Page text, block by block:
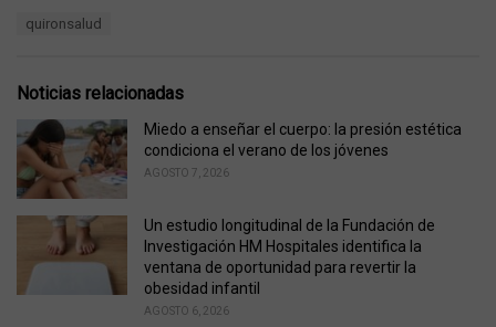
o
r
e
:
:
quironsalud
Noticias relacionadas
Miedo a enseñar el cuerpo: la presión estética
condiciona el verano de los jóvenes
AGOSTO 7, 2026
Un estudio longitudinal de la Fundación de
Investigación HM Hospitales identifica la
ventana de oportunidad para revertir la
obesidad infantil
AGOSTO 6, 2026